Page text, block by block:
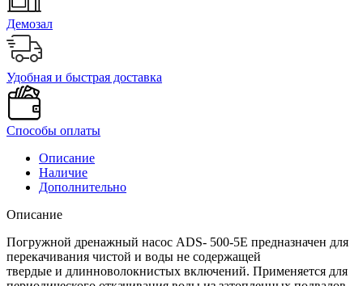
Демозал
Удобная и быстрая доставка
Способы оплаты
Описание
Наличие
Дополнительно
Описание
Погружной дренажный насос ADS- 500-5Е предназначен для
перекачивания чистой и воды не содержащей
твердые и длинноволокнистых включений. Применяется для